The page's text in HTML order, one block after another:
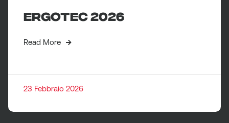
ERGOTEC 2026
23 Febbraio 2026
Read More